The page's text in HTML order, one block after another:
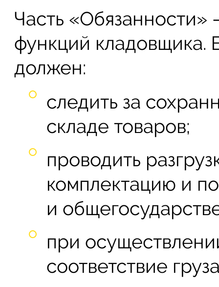
Часть
функций кладовщика.
должен:
следить за
складе товаров;
проводить
комплектацию и
и
при
соответствие